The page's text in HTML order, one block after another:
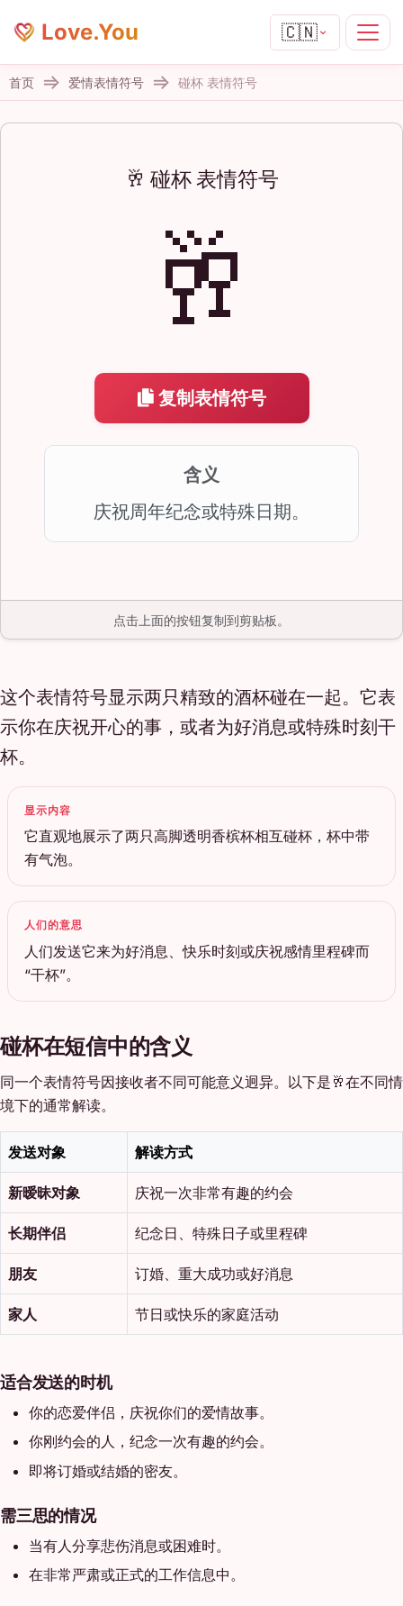
Love.You 🇨🇳
首页 爱情表情符号 碰杯 表情符号
🥂 碰杯 表情符号
🥂
复制表情符号
含义
庆祝周年纪念或特殊日期。
点击上面的按钮复制到剪贴板。
这个表情符号显示两只精致的酒杯碰在一起。它表
示你在庆祝开心的事，或者为好消息或特殊时刻干
杯。
显示内容
它直观地展示了两只高脚透明香槟杯相互碰杯，杯中带
有气泡。
人们的意思
人们发送它来为好消息、快乐时刻或庆祝感情里程碑而
“干杯”。
碰杯在短信中的含义
同一个表情符号因接收者不同可能意义迥异。以下是🥂在不同情
境下的通常解读。
发送对象 解读方式
新暧昧对象 庆祝一次非常有趣的约会
长期伴侣 纪念日、特殊日子或里程碑
朋友 订婚、重大成功或好消息
家人 节日或快乐的家庭活动
适合发送的时机
你的恋爱伴侣，庆祝你们的爱情故事。
你刚约会的人，纪念一次有趣的约会。
即将订婚或结婚的密友。
需三思的情况
当有人分享悲伤消息或困难时。
在非常严肃或正式的工作信息中。